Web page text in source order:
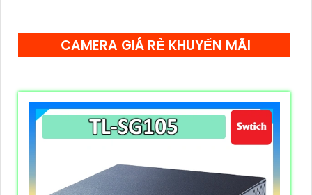
CAMERA GIÁ RẺ KHUYẾN MÃI